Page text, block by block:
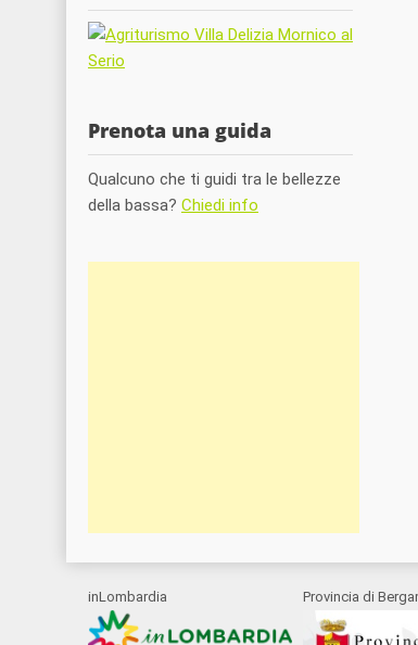
Prenota una guida
Qualcuno che ti guidi tra le bellezze
della bassa? Chiedi info
inLombardia Provincia di